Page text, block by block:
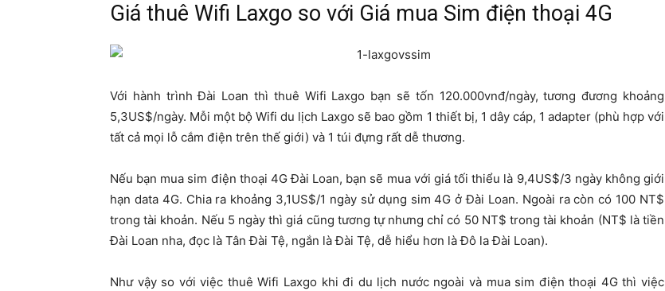
Giá thuê Wifi Laxgo so với Giá mua Sim điện thoại 4G
Với hành trình Đài Loan thì thuê Wifi Laxgo bạn sẽ tốn 120.000vnđ/ngày, tương đương khoảng
5,3US$/ngày. Mỗi một bộ Wifi du lịch Laxgo sẽ bao gồm 1 thiết bị, 1 dây cáp, 1 adapter (phù hợp với
tất cả mọi lỗ cắm điện trên thế giới) và 1 túi đựng rất dễ thương.
Nếu bạn mua sim điện thoại 4G Đài Loan, bạn sẽ mua với giá tối thiểu là 9,4US$/3 ngày không giới
hạn data 4G. Chia ra khoảng 3,1US$/1 ngày sử dụng sim 4G ở Đài Loan. Ngoài ra còn có 100 NT$
trong tài khoản. Nếu 5 ngày thì giá cũng tương tự nhưng chỉ có 50 NT$ trong tài khoản (NT$ là tiền
Đài Loan nha, đọc là Tân Đài Tệ, ngắn là Đài Tệ, dễ hiểu hơn là Đô la Đài Loan).
Như vậy so với việc thuê Wifi Laxgo khi đi du lịch nước ngoài và mua sim điện thoại 4G thì việc